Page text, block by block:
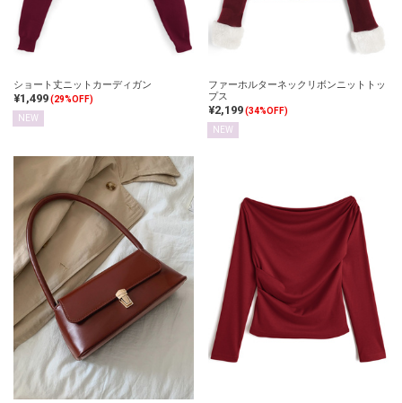
ショート丈ニットカーディガン
¥1,499(29%OFF)
NEW
ファーホルターネックリボンニットトッ
プス
¥2,199(34%OFF)
NEW